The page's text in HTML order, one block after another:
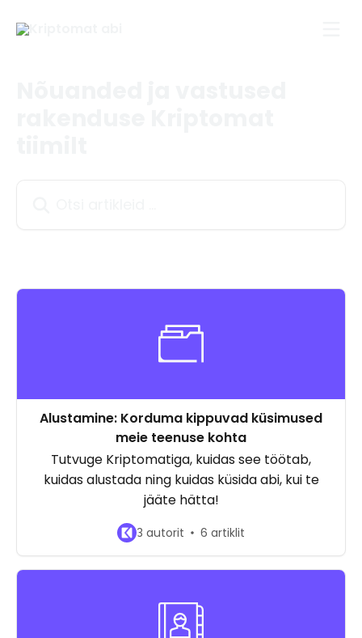
Alustamine: Korduma kippuvad küsimused
meie teenuse kohta
Tutvuge Kriptomatiga, kuidas see töötab,
kuidas alustada ning kuidas küsida abi, kui te
jääte hätta!
3 autorit 6 artiklit